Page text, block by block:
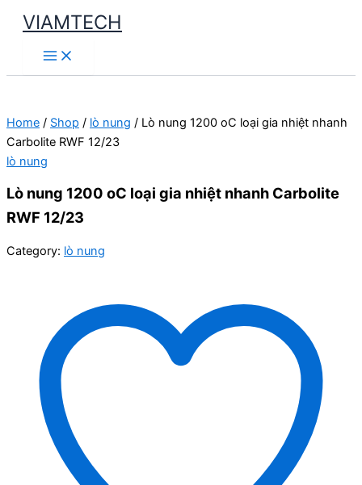
Skip
content
VIAMTECH
Main
Menu
Home / Shop / lò nung / Lò nung 1200 oC loại gia nhiệt nhanh
Carbolite RWF 12/23
lò nung
Lò nung 1200 oC loại gia nhiệt nhanh Carbolite
RWF 12/23
Category: lò nung